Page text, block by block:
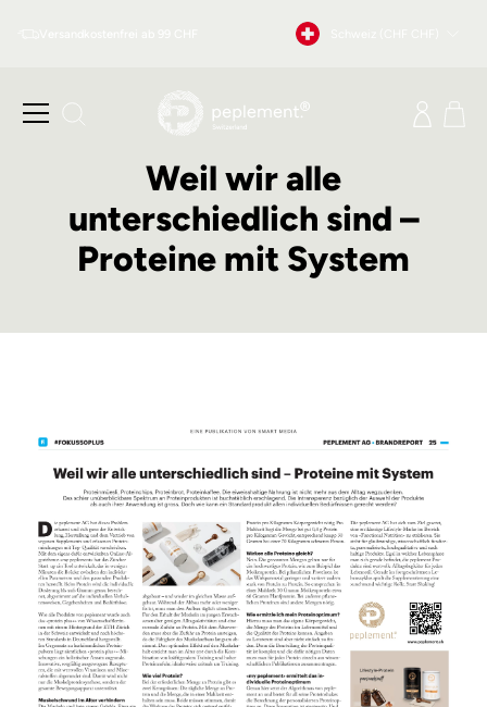
Währung
Seitennavigation
Weil wir alle
unterschiedlich sind –
Proteine mit System